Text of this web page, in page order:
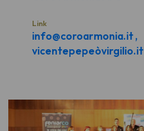
Link
info@coroarmonia.it ,
vicentepepeòvirgilio.it